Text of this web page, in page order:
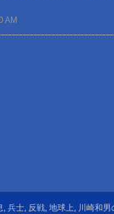
AM
, 兵士, 反戦, 地球上, 川崎和